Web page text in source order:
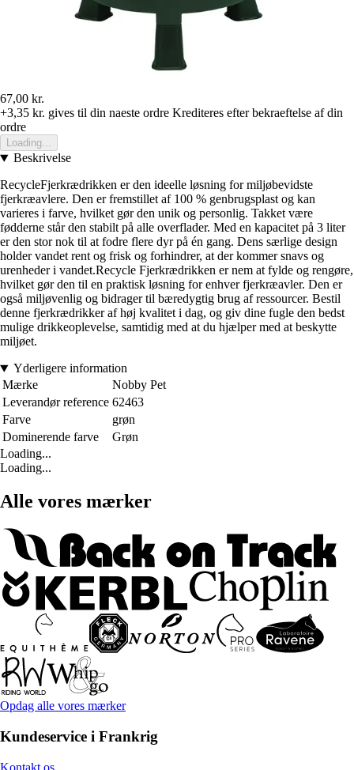
67,00 kr.
+3,35 kr. gives til din naeste ordre Krediteres efter bekraeftelse af din
ordre
Loading...
Beskrivelse
RecycleFjerkrædrikken er den ideelle løsning for miljøbevidste
fjerkræavlere. Den er fremstillet af 100 % genbrugsplast og kan
varieres i farve, hvilket gør den unik og personlig. Takket være
fødderne står den stabilt på alle overflader. Med en kapacitet på 3 liter
er den stor nok til at fodre flere dyr på én gang. Dens særlige design
holder vandet rent og frisk og forhindrer, at der kommer snavs og
urenheder i vandet.Recycle Fjerkrædrikken er nem at fylde og rengøre,
hvilket gør den til en praktisk løsning for enhver fjerkræavler. Den er
også miljøvenlig og bidrager til bæredygtig brug af ressourcer. Bestil
denne fjerkrædrikker af høj kvalitet i dag, og giv dine fugle den bedst
mulige drikkeoplevelse, samtidig med at du hjælper med at beskytte
miljøet.
Yderligere information
Mærke
Nobby Pet
Leverandør reference 62463
Farve
grøn
Dominerende farve
Grøn
Loading...
Loading...
Alle vores mærker
Opdag alle vores mærker
Kundeservice i Frankrig
Kontakt os